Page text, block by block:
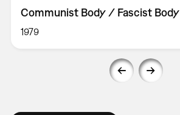
Communist Body / Fascist Body
1979